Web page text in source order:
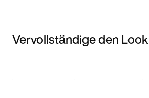
Vervollständige den Look